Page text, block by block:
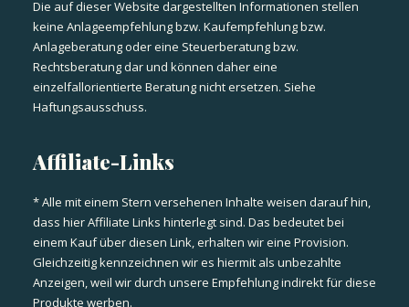
Die auf dieser Website dargestellten Informationen stellen
keine Anlageempfehlung bzw. Kaufempfehlung bzw.
Anlageberatung oder eine Steuerberatung bzw.
Rechtsberatung dar und können daher eine
einzelfallorientierte Beratung nicht ersetzen. Siehe
Haftungsausschuss.
Affiliate-Links
* Alle mit einem Stern versehenen Inhalte weisen darauf hin,
dass hier Affiliate Links hinterlegt sind. Das bedeutet bei
einem Kauf über diesen Link, erhalten wir eine Provision.
Gleichzeitig kennzeichnen wir es hiermit als unbezahlte
Anzeigen, weil wir durch unsere Empfehlung indirekt für diese
Produkte werben.